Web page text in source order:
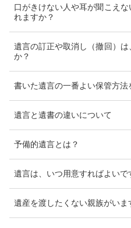
口がきけない人や耳が聞こえ
れますか？
遺言の訂正や取消し（撤回）
か？
書いた遺言の一番よい保管方法
遺言と遺書の違いについて
予備的遺言とは？
遺言は、いつ用意すればよいで
遺産を渡したくない親族がいま